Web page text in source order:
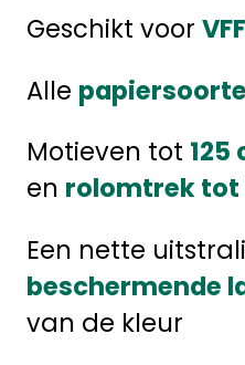
Geschikt voor
Alle
Motieven tot
en rolomtrek tot
Een nette
beschermende
van de kleur